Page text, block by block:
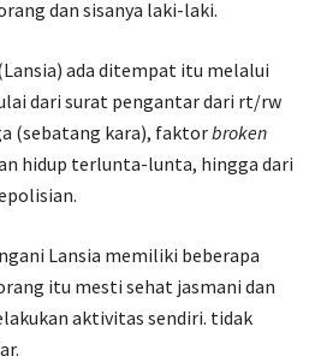
dan sisanya laki-laki.
ada ditempat itu melalui
dari surat pengantar dari rt/rw
(sebatang kara), faktorbroken
hidup terlunta-lunta, hingga dari
Lansia memiliki beberapa
itu mesti sehat jasmani dan
aktivitas sendiri. tidak